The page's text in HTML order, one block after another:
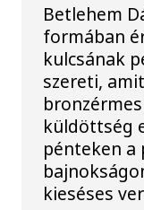
Betlehem
formában
kulcsának
szereti,
küldöttség
pénteken a
kieséses